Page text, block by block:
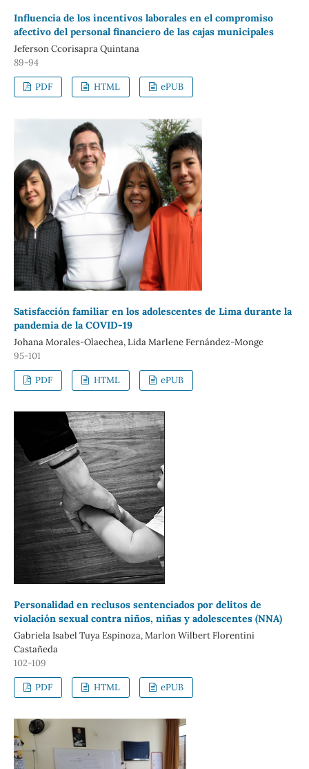
Influencia de los incentivos laborales en el compromiso
afectivo del personal financiero de las cajas municipales
Jeferson Ccorisapra Quintana
89-94
PDF HTML ePUB
Satisfacción familiar en los adolescentes de Lima durante la
pandemia de la COVID-19
Johana Morales-Olaechea, Lida Marlene Fernández-Monge
95-101
PDF HTML ePUB
Personalidad en reclusos sentenciados por delitos de
violación sexual contra niños, niñas y adolescentes (NNA)
Gabriela Isabel Tuya Espinoza, Marlon Wilbert Florentini
Castañeda
102-109
PDF HTML ePUB